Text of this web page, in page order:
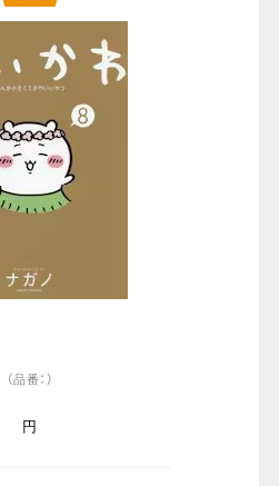
（品番：）
円